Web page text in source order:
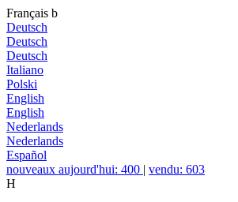
Français b
Deutsch
Deutsch
Deutsch
Italiano
Polski
English
English
Nederlands
Nederlands
Español
nouveaux aujourd'hui: 400 | vendu: 603
H